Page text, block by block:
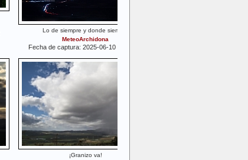
Lo de siempre y donde siempre
MeteoArchidona
Fecha de captura: 2025-06-10 23:28:59
¡Granizo va!